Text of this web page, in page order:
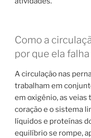
Como a
por que ela falha
A circulação nas
trabalham em
em oxigênio, as veias
coração e o sistema
líquidos e proteínas
equilíbrio se rompe,